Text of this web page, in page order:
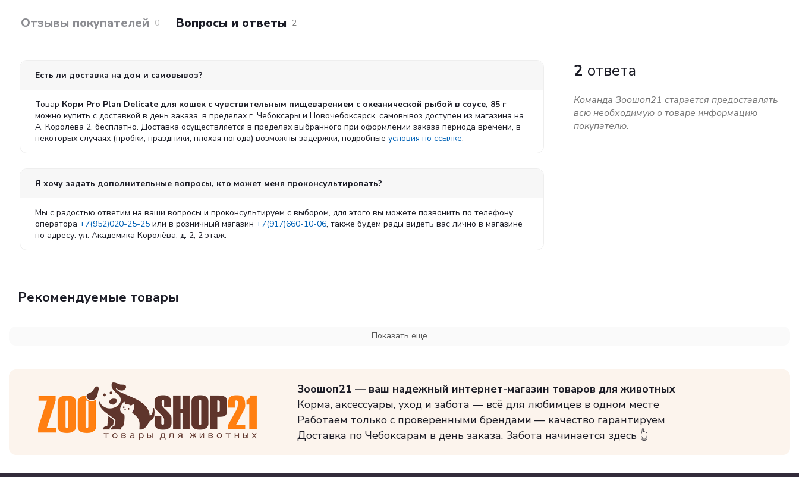
Отзывы покупателей 0 Вопросы и ответы 2
Есть ли доставка на дом и самовывоз?
Товар Корм Pro Plan Delicate для кошек с чувствительным пищеварением с океанической рыбой в соусе, 85 г
можно купить с доставкой в день заказа, в пределах г. Чебоксары и Новочебоксарск, самовывоз доступен из магазина на
А. Королева 2, бесплатно. Доставка осуществляется в пределах выбранного при оформлении заказа периода времени, в
некоторых случаях (пробки, праздники, плохая погода) возможны задержки, подробные условия по ссылке.
Я хочу задать дополнительные вопросы, кто может меня проконсультировать?
Мы с радостью ответим на ваши вопросы и проконсультируем с выбором, для этого вы можете позвонить по телефону
оператора +7(952)020-25-25 или в розничный магазин +7(917)660-10-06, также будем рады видеть вас лично в магазине
по адресу: ул. Академика Королёва, д. 2, 2 этаж.
2 ответа
Команда Зоошоп21 старается предоставлять
всю необходимую о товаре информацию
покупателю.
Рекомендуемые товары
Показать еще
Зоошоп21 — ваш надежный интернет-магазин товаров для животных
Корма, аксессуары, уход и забота — всё для любимцев в одном месте
Работаем только с проверенными брендами — качество гарантируем
Доставка по Чебоксарам в день заказа. Забота начинается здесь 👆